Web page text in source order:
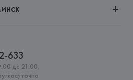
633
до 21:00,